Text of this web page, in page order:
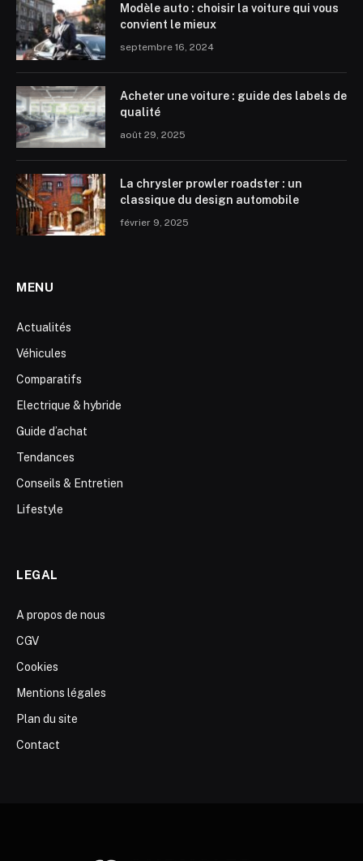
Modèle auto : choisir la voiture qui vous
convient le mieux
septembre 16, 2024
Acheter une voiture : guide des labels de
qualité
août 29, 2025
La chrysler prowler roadster : un
classique du design automobile
février 9, 2025
MENU
Actualités
Véhicules
Comparatifs
Electrique & hybride
Guide d’achat
Tendances
Conseils & Entretien
Lifestyle
LEGAL
A propos de nous
CGV
Cookies
Mentions légales
Plan du site
Contact